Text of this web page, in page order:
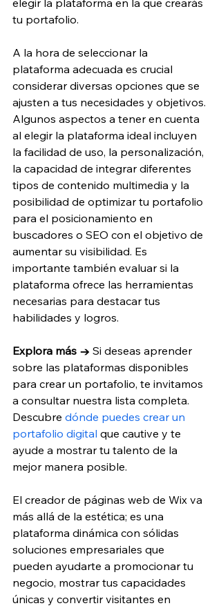
elegir la plataforma en la que crearás
tu portafolio.
A la hora de seleccionar la
plataforma adecuada es crucial
considerar diversas opciones que se
ajusten a tus necesidades y objetivos.
Algunos aspectos a tener en cuenta
al elegir la plataforma ideal incluyen
la facilidad de uso, la personalización,
la capacidad de integrar diferentes
tipos de contenido multimedia y la
posibilidad de optimizar tu portafolio
para el posicionamiento en
buscadores o SEO con el objetivo de
aumentar su visibilidad. Es
importante también evaluar si la
plataforma ofrece las herramientas
necesarias para destacar tus
habilidades y logros.
Explora más → Si deseas aprender
sobre las plataformas disponibles
para crear un portafolio, te invitamos
a consultar nuestra lista completa.
Descubre dónde puedes crear un
portafolio digital que cautive y te
ayude a mostrar tu talento de la
mejor manera posible.
El creador de páginas web de Wix va
más allá de la estética; es una
plataforma dinámica con sólidas
soluciones empresariales que
pueden ayudarte a promocionar tu
negocio, mostrar tus capacidades
únicas y convertir visitantes en